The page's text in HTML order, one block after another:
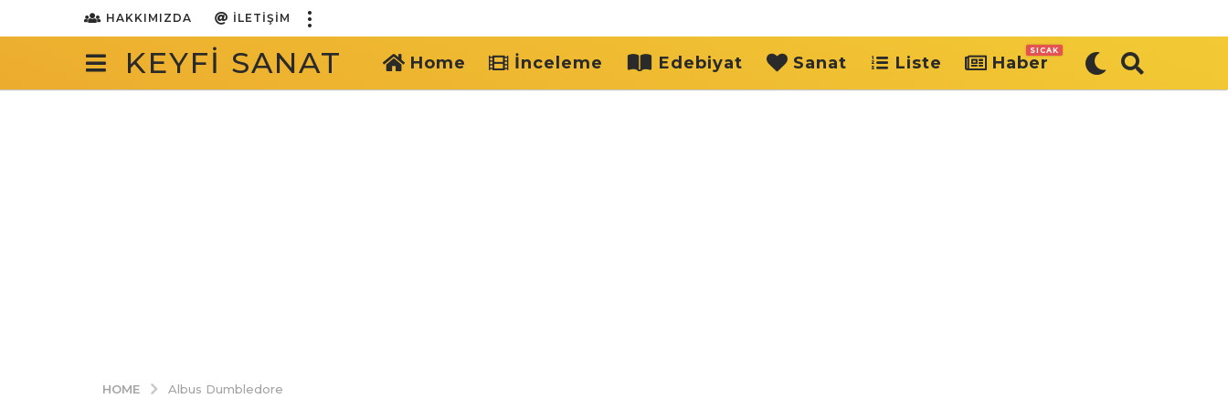
HAKKIMIZDA İLETIŞIM
KEYFI SANAT Home İnceleme Edebiyat Sanat Liste Haber
SICAK
HOME Albus Dumbledore